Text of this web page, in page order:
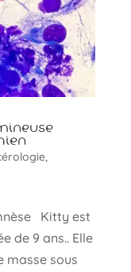
,
Kitty est
de 9 ans.. Elle
masse sous